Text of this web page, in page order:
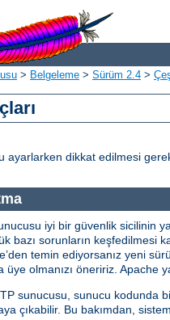
> Belgeleme > Sürüm 2.4 >
ayarlarken dikkat edilmesi
iyi bir güvenlik sicilinin
bazı sorunların keşfedilmesi
temin ediyorsanız yeni
üye olmanızı öneririz. Apache
sunucusu, sunucu kodunda
çıkabilir. Bu bakımdan,